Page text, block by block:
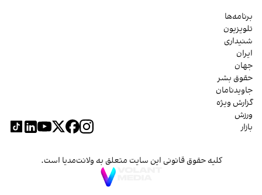
برنامه‌ها
تلویزیون
شنیداری
ایران
جهان
حقوق بشر
جاویدنامان
گزارش ویژه
ورزش
بازار
کلیه حقوق قانونی این سایت متعلق به ولانت‌مدیا است.